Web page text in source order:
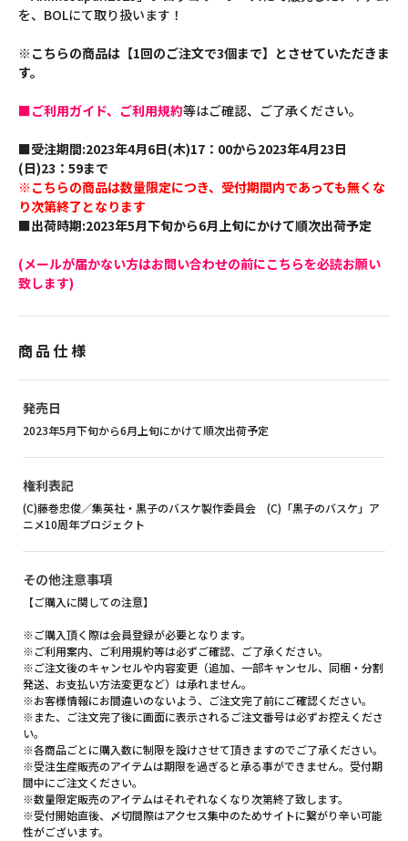
を、BOLにて取り扱います！
※こちらの商品は【1回のご注文で3個まで】とさせていただきま
す。
■ご利用ガイド、ご利用規約等はご確認、ご了承ください。
■受注期間:2023年4月6日(木)17：00から2023年4月23日
(日)23：59まで
※こちらの商品は数量限定につき、受付期間内であっても無くな
り次第終了となります
■出荷時期:2023年5月下旬から6月上旬にかけて順次出荷予定
(メールが届かない方はお問い合わせの前にこちらを必読お願い
致します)
商品仕様
発売日
2023年5月下旬から6月上旬にかけて順次出荷予定
権利表記
(C)藤巻忠俊／集英社・黒子のバスケ製作委員会 (C)「黒子のバスケ」ア
ニメ10周年プロジェクト
その他注意事項
【ご購入に関しての注意】
※ご購入頂く際は会員登録が必要となります。
※ご利用案内、ご利用規約等は必ずご確認、ご了承ください。
※ご注文後のキャンセルや内容変更（追加、一部キャンセル、同梱・分割
発送、お支払い方法変更など）は承れません。
※お客様情報にお間違いのないよう、ご注文完了前にご確認ください。
※また、ご注文完了後に画面に表示されるご注文番号は必ずお控えくださ
い。
※各商品ごとに購入数に制限を設けさせて頂きますのでご了承ください。
※受注生産販売のアイテムは期限を過ぎると承る事ができません。受付期
間中にご注文ください。
※数量限定販売のアイテムはそれぞれなくなり次第終了致します。
※受付開始直後、〆切間際はアクセス集中のためサイトに繋がり辛い可能
性がございます。